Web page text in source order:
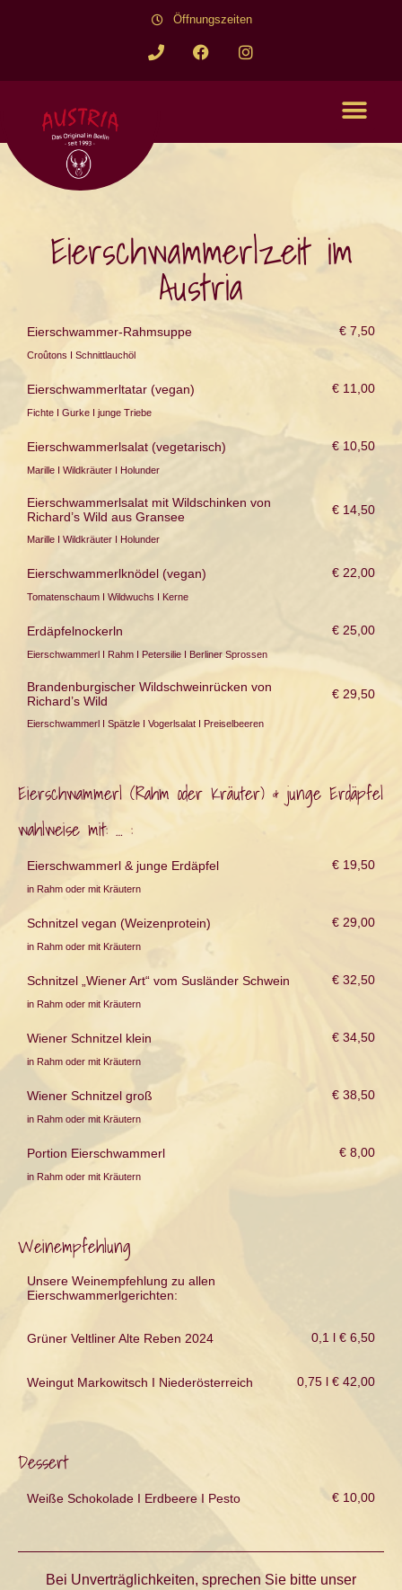
Öffnungszeiten
Eierschwammerlzeit im
Austria
Eierschwammer-Rahmsuppe € 7,50
Croûtons I Schnittlauchöl
Eierschwammerltatar (vegan) € 11,00
Fichte I Gurke I junge Triebe
Eierschwammerlsalat (vegetarisch) € 10,50
Marille I Wildkräuter I Holunder
Eierschwammerlsalat mit Wildschinken von
Richard’s Wild aus Gransee
€ 14,50
Marille I Wildkräuter I Holunder
Eierschwammerlknödel (vegan) € 22,00
Tomatenschaum I Wildwuchs I Kerne
Erdäpfelnockerln € 25,00
Eierschwammerl I Rahm I Petersilie I Berliner Sprossen
Brandenburgischer Wildschweinrücken von
Richard’s Wild
€ 29,50
Eierschwammerl I Spätzle I Vogerlsalat I Preiselbeeren
Eierschwammerl (Rahm oder Kräuter) & junge Erdäpfel
wahlweise mit: … :
Eierschwammerl & junge Erdäpfel € 19,50
in Rahm oder mit Kräutern
Schnitzel vegan (Weizenprotein) € 29,00
in Rahm oder mit Kräutern
Schnitzel „Wiener Art“ vom Susländer Schwein € 32,50
in Rahm oder mit Kräutern
Wiener Schnitzel klein € 34,50
in Rahm oder mit Kräutern
Wiener Schnitzel groß € 38,50
in Rahm oder mit Kräutern
Portion Eierschwammerl € 8,00
in Rahm oder mit Kräutern
Weinempfehlung
Unsere Weinempfehlung zu allen
Eierschwammerlgerichten:
Grüner Veltliner Alte Reben 2024 0,1 l € 6,50
Weingut Markowitsch I Niederösterreich 0,75 l € 42,00
Dessert
Weiße Schokolade I Erdbeere I Pesto € 10,00
Bei Unverträglichkeiten, sprechen Sie bitte unser